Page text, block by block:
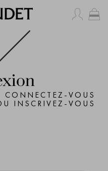
CONNECTEZ-VOUS
INSCRIVEZ-VOUS